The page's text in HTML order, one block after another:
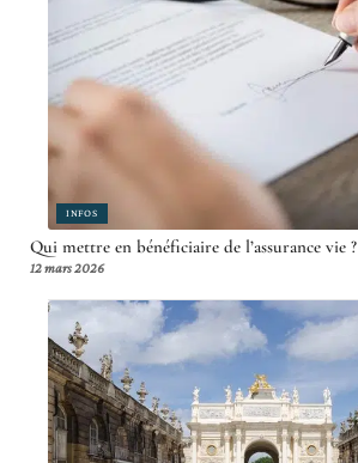
INFOS
Qui mettre en bénéficiaire de l’assurance vie ?
12 mars 2026